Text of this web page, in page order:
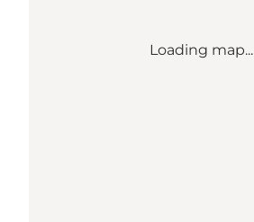
Loading map...